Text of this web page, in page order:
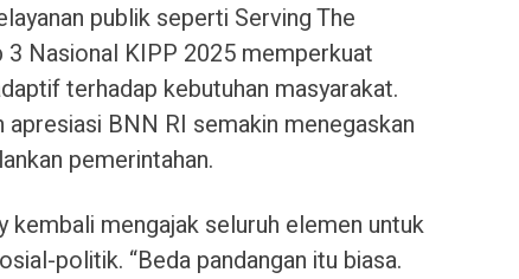
publik seperti Serving The
Nasional KIPP 2025 memperkuat
terhadap kebutuhan masyarakat.
BNN RI semakin menegaskan
pemerintahan.
kembali mengajak seluruh elemen untuk
politik. “Beda pandangan itu biasa.